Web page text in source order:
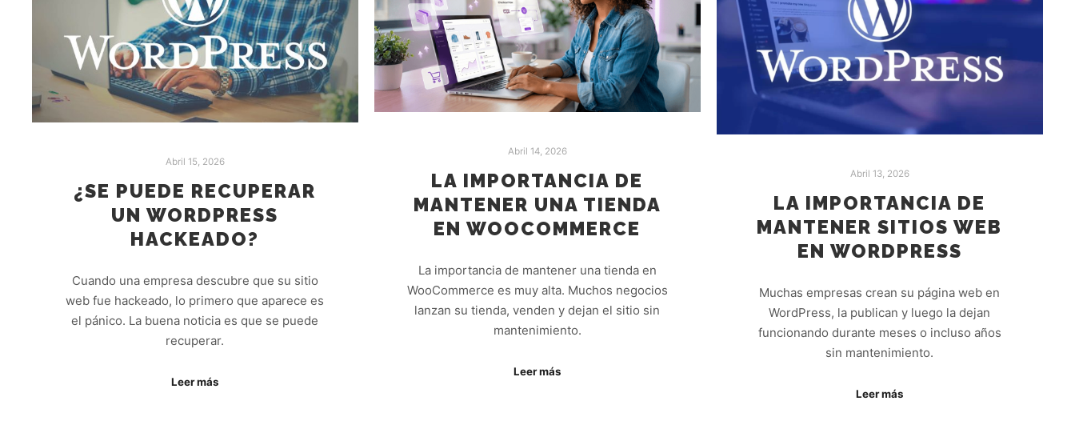
Abril 15, 2026
¿SE PUEDE RECUPERAR
UN WORDPRESS
HACKEADO?
Cuando una empresa descubre que su sitio
web fue hackeado, lo primero que aparece es
el pánico. La buena noticia es que se puede
recuperar.
Leer más
Abril 14, 2026
LA IMPORTANCIA DE
MANTENER UNA TIENDA
EN WOOCOMMERCE
La importancia de mantener una tienda en
WooCommerce es muy alta. Muchos negocios
lanzan su tienda, venden y dejan el sitio sin
mantenimiento.
Leer más
Abril 13, 2026
LA IMPORTANCIA DE
MANTENER SITIOS WEB
EN WORDPRESS
Muchas empresas crean su página web en
WordPress, la publican y luego la dejan
funcionando durante meses o incluso años
sin mantenimiento.
Leer más